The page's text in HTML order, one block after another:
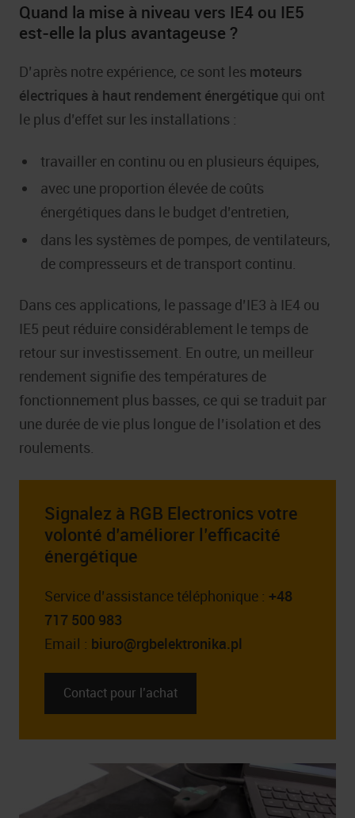
Quand la mise à niveau vers IE4 ou IE5
est-elle la plus avantageuse ?
D’après notre expérience, ce sont les moteurs
électriques à haut rendement énergétique qui ont
le plus d’effet sur les installations :
travailler en continu ou en plusieurs équipes,
avec une proportion élevée de coûts
énergétiques dans le budget d’entretien,
dans les systèmes de pompes, de ventilateurs,
de compresseurs et de transport continu.
Dans ces applications, le passage d’IE3 à IE4 ou
IE5 peut réduire considérablement le temps de
retour sur investissement. En outre, un meilleur
rendement signifie des températures de
fonctionnement plus basses, ce qui se traduit par
une durée de vie plus longue de l’isolation et des
roulements.
Signalez à RGB Electronics votre
volonté d’améliorer l’efficacité
énergétique
Service d’assistance téléphonique : +48
717 500 983
Email : biuro@rgbelektronika.pl
Contact pour l’achat